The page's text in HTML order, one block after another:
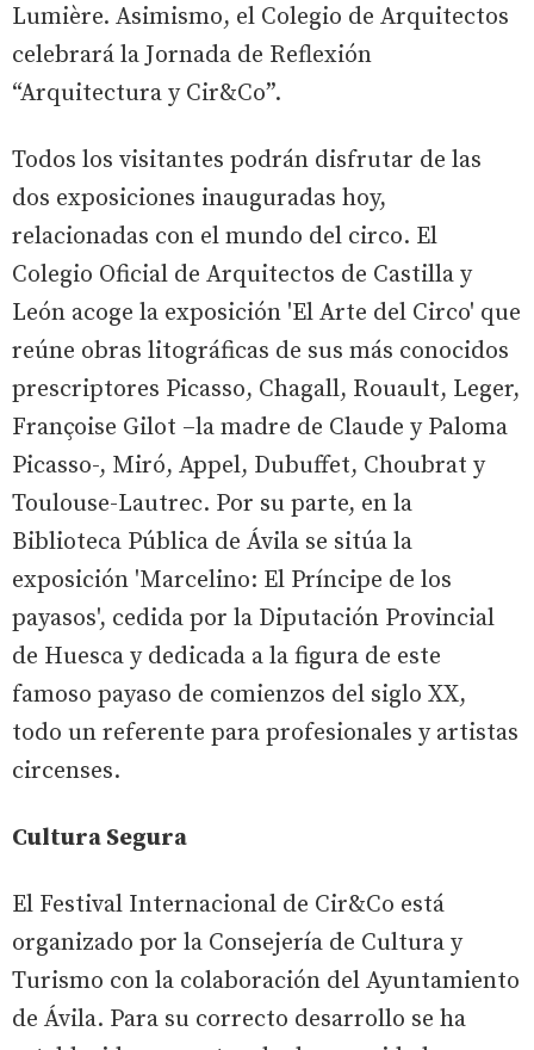
Lumière. Asimismo, el Colegio de Arquitectos
celebrará la Jornada de Reflexión
“Arquitectura y Cir&Co”.
Todos los visitantes podrán disfrutar de las
dos exposiciones inauguradas hoy,
relacionadas con el mundo del circo. El
Colegio Oficial de Arquitectos de Castilla y
León acoge la exposición 'El Arte del Circo' que
reúne obras litográficas de sus más conocidos
prescriptores Picasso, Chagall, Rouault, Leger,
Françoise Gilot –la madre de Claude y Paloma
Picasso-, Miró, Appel, Dubuffet, Choubrat y
Toulouse-Lautrec. Por su parte, en la
Biblioteca Pública de Ávila se sitúa la
exposición 'Marcelino: El Príncipe de los
payasos', cedida por la Diputación Provincial
de Huesca y dedicada a la figura de este
famoso payaso de comienzos del siglo XX,
todo un referente para profesionales y artistas
circenses.
Cultura Segura
El Festival Internacional de Cir&Co está
organizado por la Consejería de Cultura y
Turismo con la colaboración del Ayuntamiento
de Ávila. Para su correcto desarrollo se ha